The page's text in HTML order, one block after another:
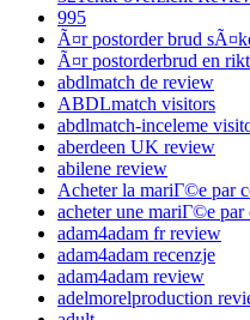
995
Ã¤r postorder brud
Ã¤r postorderbrud en
abdlmatch de review
ABDLmatch visitors
abdlmatch-inceleme
aberdeen UK review
abilene review
Acheter la mariГ©e par
acheter une mariГ©e par
adam4adam fr review
adam4adam recenzje
adam4adam review
adelmorelproduction